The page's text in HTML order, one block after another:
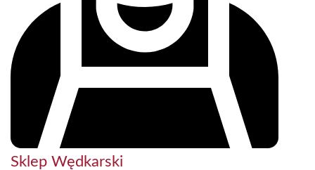
Sklep Wędkarski